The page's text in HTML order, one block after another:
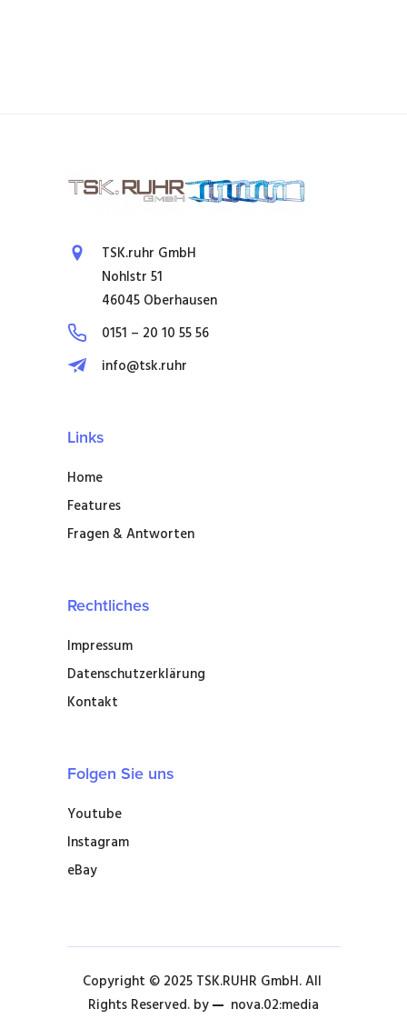
TSK.ruhr GmbH
Nohlstr 51
46045 Oberhausen
0151 – 20 10 55 56
info@tsk.ruhr
Links
Home
Features
Fragen & Antworten
Rechtliches
Impressum
Datenschutzerklärung
Kontakt
Folgen Sie uns
Youtube
Instagram
eBay
Copyright © 2025 TSK.RUHR GmbH. All
Rights Reserved. by
nova.02:media